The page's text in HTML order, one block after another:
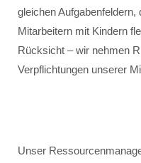
gleichen
Mitarbeitern mit Kindern
Rücksicht – wir nehmen
Verpflichtungen unserer
Unser